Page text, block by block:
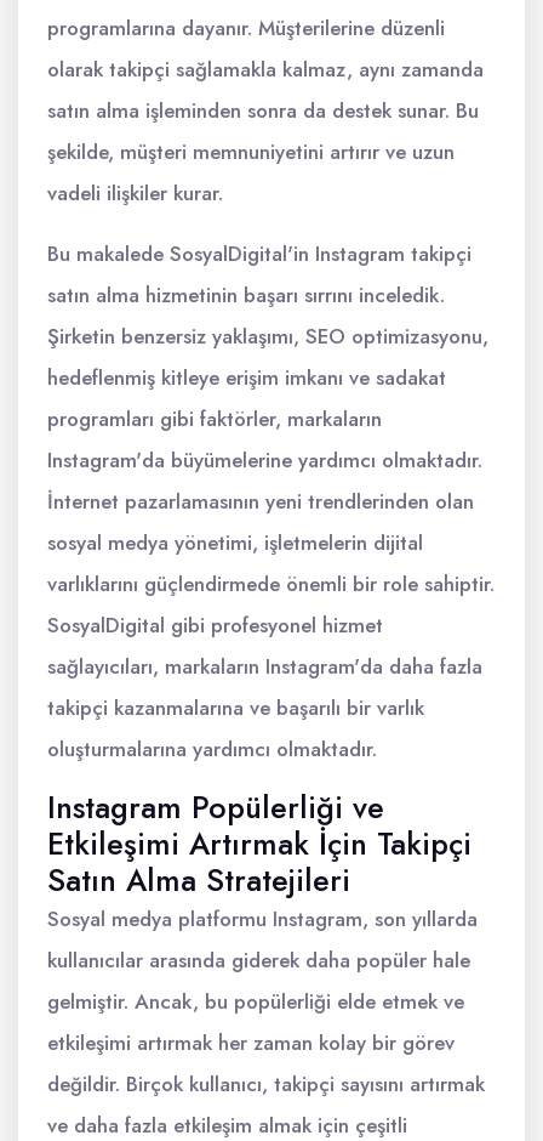
programlarına dayanır. Müşterilerine düzenli
olarak takipçi sağlamakla kalmaz, aynı zamanda
satın alma işleminden sonra da destek sunar. Bu
şekilde, müşteri memnuniyetini artırır ve uzun
vadeli ilişkiler kurar.
Bu makalede SosyalDigital'in Instagram takipçi
satın alma hizmetinin başarı sırrını inceledik.
Şirketin benzersiz yaklaşımı, SEO optimizasyonu,
hedeflenmiş kitleye erişim imkanı ve sadakat
programları gibi faktörler, markaların
Instagram'da büyümelerine yardımcı olmaktadır.
İnternet pazarlamasının yeni trendlerinden olan
sosyal medya yönetimi, işletmelerin dijital
varlıklarını güçlendirmede önemli bir role sahiptir.
SosyalDigital gibi profesyonel hizmet
sağlayıcıları, markaların Instagram'da daha fazla
takipçi kazanmalarına ve başarılı bir varlık
oluşturmalarına yardımcı olmaktadır.
Instagram Popülerliği ve
Etkileşimi Artırmak İçin Takipçi
Satın Alma Stratejileri
Sosyal medya platformu Instagram, son yıllarda
kullanıcılar arasında giderek daha popüler hale
gelmiştir. Ancak, bu popülerliği elde etmek ve
etkileşimi artırmak her zaman kolay bir görev
değildir. Birçok kullanıcı, takipçi sayısını artırmak
ve daha fazla etkileşim almak için çeşitli